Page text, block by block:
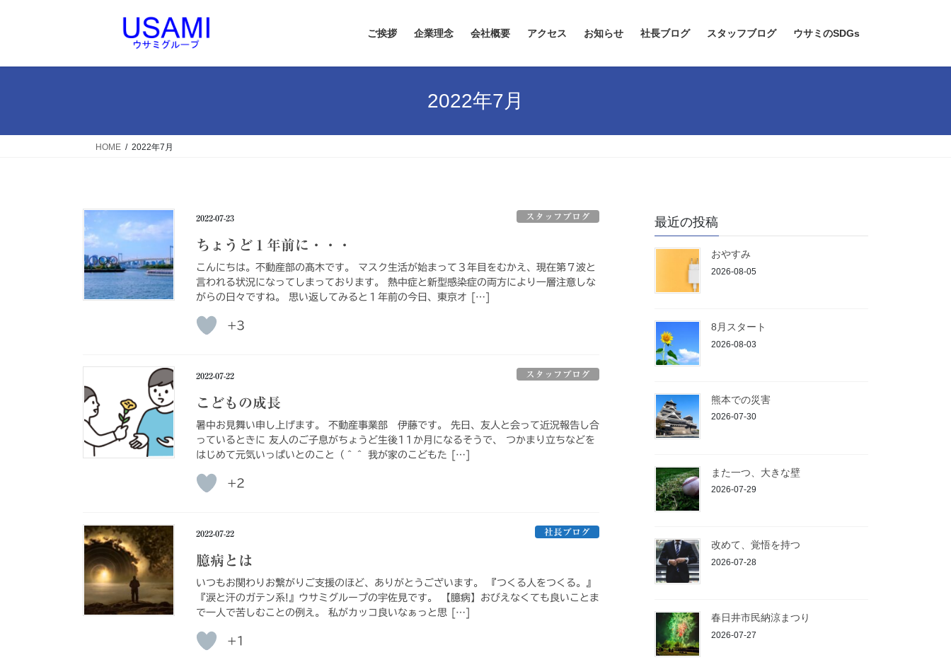
ご挨拶 企業理念 会社概要 アクセス お知らせ 社長ブログ スタッフブログ ウサミのSDGs
2022年7月
HOME 2022年7月
2022-07-23 スタッフブログ
ちょうど１年前に・・・
こんにちは。不動産部の髙木です。 マスク生活が始まって３年目をむかえ、現在第７波と
言われる状況になってしまっております。 熱中症と新型感染症の両方により一層注意しな
がらの日々ですね。 思い返してみると１年前の今日、東京オ […]
+3
2022-07-22 スタッフブログ
こどもの成長
暑中お見舞い申し上げます。 不動産事業部 伊藤です。 先日、友人と会って近況報告し合
っているときに 友人のご子息がちょうど生後11か月になるそうで、 つかまり立ちなどを
はじめて元気いっぱいとのこと（＾＾ 我が家のこどもた […]
+2
2022-07-22 社長ブログ
臆病とは
いつもお関わりお繋がりご支援のほど、ありがとうございます。 『つくる人をつくる。』
『涙と汗のガテン系!』ウサミグループの宇佐見です。 【臆病】おびえなくても良いことま
で一人で苦しむことの例え。 私がカッコ良いなぁっと思 […]
+1
最近の投稿
おやすみ
2026-08-05
8月スタート
2026-08-03
熊本での災害
2026-07-30
また一つ、大きな壁
2026-07-29
改めて、覚悟を持つ
2026-07-28
春日井市民納涼まつり
2026-07-27